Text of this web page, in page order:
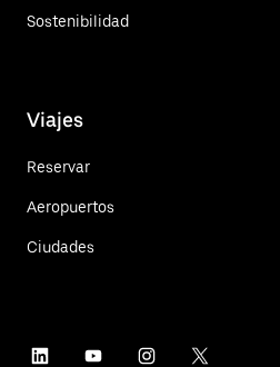
Sostenibilidad
Viajes
Reservar
Aeropuertos
Ciudades